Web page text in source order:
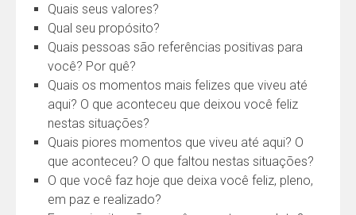
Quais seus valores?
Qual seu propósito?
Quais pessoas são referências positivas para
você? Por quê?
Quais os momentos mais felizes que viveu até
aqui? O que aconteceu que deixou você feliz
nestas situações?
Quais piores momentos que viveu até aqui? O
que aconteceu? O que faltou nestas situações?
O que você faz hoje que deixa você feliz, pleno,
em paz e realizado?